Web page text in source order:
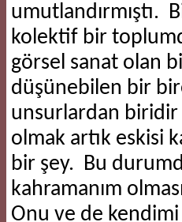
umutlandırmıştı.
kolektif bir
görsel sanat olan
düşünebilen bir
unsurlardan biridir
olmak artık eskisi
bir şey. Bu
kahramanım
Onu ve de